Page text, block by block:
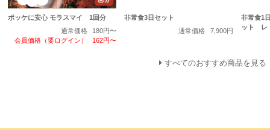
ポッケに安心 モラスマイ 1回分
通常価格
180円〜
会員価格（要ログイン）
162円〜
非常食3日セット
通常価格
7,900円
非常食1
ット レ
すべてのおすすめ商品を見る